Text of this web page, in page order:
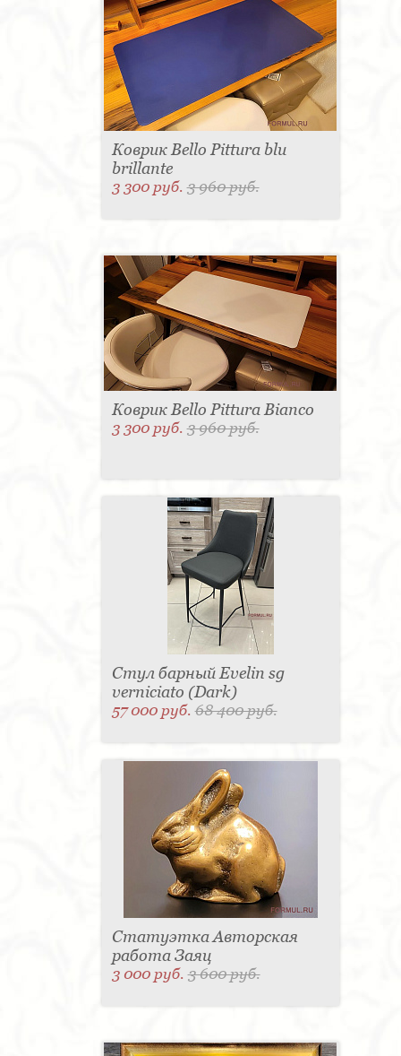
Коврик Bello Pittura blu
brillante
3 300 руб.3 960 руб.
Коврик Bello Pittura Bianco
3 300 руб.3 960 руб.
Стул барный Evelin sg
verniciato (Dark)
57 000 руб.68 400 руб.
Статуэтка Авторская
работа Заяц
3 000 руб.3 600 руб.